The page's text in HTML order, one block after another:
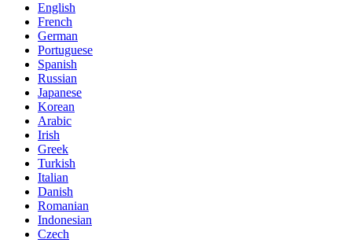
English
French
German
Portuguese
Spanish
Russian
Japanese
Korean
Arabic
Irish
Greek
Turkish
Italian
Danish
Romanian
Indonesian
Czech